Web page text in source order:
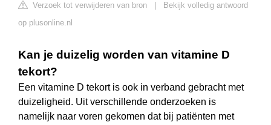
Verzoek tot verwijderen van bron
Bekijk volledig antwoord
op plusonline.nl
Kan je duizelig worden van vitamine D
tekort?
Een vitamine D tekort is ook in verband gebracht met
duizeligheid. Uit verschillende onderzoeken is
namelijk naar voren gekomen dat bij patiënten met